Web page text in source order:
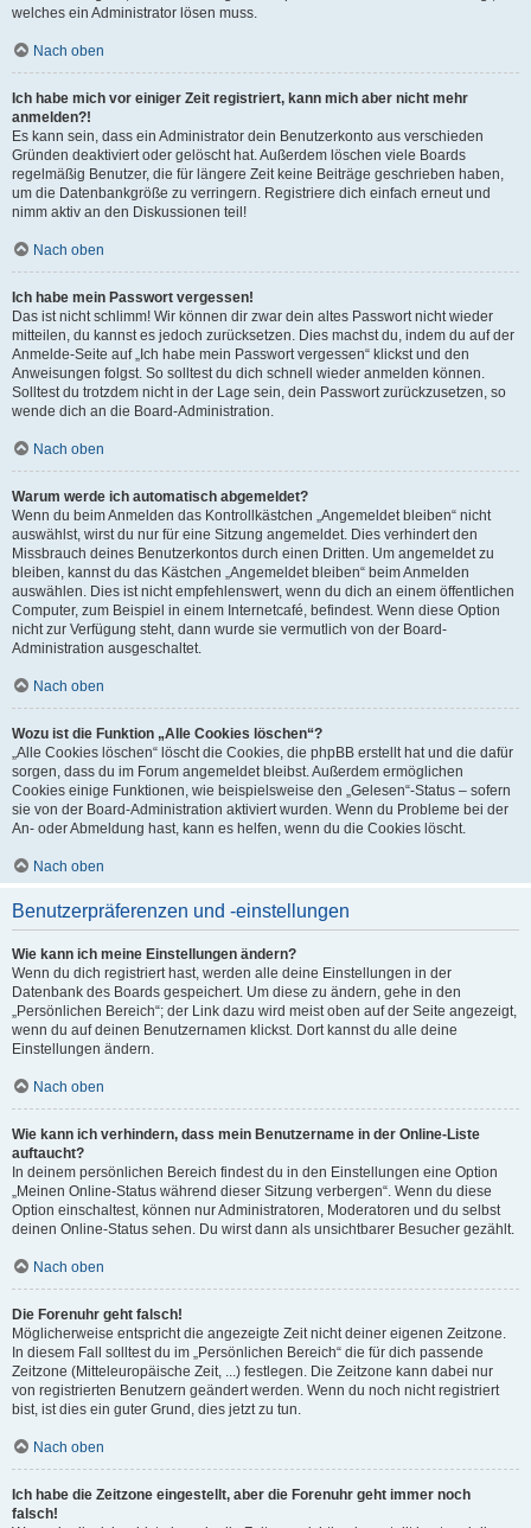
welches ein Administrator lösen muss.
Nach oben
Ich habe mich vor einiger Zeit registriert, kann mich aber nicht mehr
anmelden?!
Es kann sein, dass ein Administrator dein Benutzerkonto aus verschieden
Gründen deaktiviert oder gelöscht hat. Außerdem löschen viele Boards
regelmäßig Benutzer, die für längere Zeit keine Beiträge geschrieben haben,
um die Datenbankgröße zu verringern. Registriere dich einfach erneut und
nimm aktiv an den Diskussionen teil!
Nach oben
Ich habe mein Passwort vergessen!
Das ist nicht schlimm! Wir können dir zwar dein altes Passwort nicht wieder
mitteilen, du kannst es jedoch zurücksetzen. Dies machst du, indem du auf der
Anmelde-Seite auf „Ich habe mein Passwort vergessen“ klickst und den
Anweisungen folgst. So solltest du dich schnell wieder anmelden können.
Solltest du trotzdem nicht in der Lage sein, dein Passwort zurückzusetzen, so
wende dich an die Board-Administration.
Nach oben
Warum werde ich automatisch abgemeldet?
Wenn du beim Anmelden das Kontrollkästchen „Angemeldet bleiben“ nicht
auswählst, wirst du nur für eine Sitzung angemeldet. Dies verhindert den
Missbrauch deines Benutzerkontos durch einen Dritten. Um angemeldet zu
bleiben, kannst du das Kästchen „Angemeldet bleiben“ beim Anmelden
auswählen. Dies ist nicht empfehlenswert, wenn du dich an einem öffentlichen
Computer, zum Beispiel in einem Internetcafé, befindest. Wenn diese Option
nicht zur Verfügung steht, dann wurde sie vermutlich von der Board-
Administration ausgeschaltet.
Nach oben
Wozu ist die Funktion „Alle Cookies löschen“?
„Alle Cookies löschen“ löscht die Cookies, die phpBB erstellt hat und die dafür
sorgen, dass du im Forum angemeldet bleibst. Außerdem ermöglichen
Cookies einige Funktionen, wie beispielsweise den „Gelesen“-Status – sofern
sie von der Board-Administration aktiviert wurden. Wenn du Probleme bei der
An- oder Abmeldung hast, kann es helfen, wenn du die Cookies löscht.
Nach oben
Benutzerpräferenzen und -einstellungen
Wie kann ich meine Einstellungen ändern?
Wenn du dich registriert hast, werden alle deine Einstellungen in der
Datenbank des Boards gespeichert. Um diese zu ändern, gehe in den
„Persönlichen Bereich“; der Link dazu wird meist oben auf der Seite angezeigt,
wenn du auf deinen Benutzernamen klickst. Dort kannst du alle deine
Einstellungen ändern.
Nach oben
Wie kann ich verhindern, dass mein Benutzername in der Online-Liste
auftaucht?
In deinem persönlichen Bereich findest du in den Einstellungen eine Option
„Meinen Online-Status während dieser Sitzung verbergen“. Wenn du diese
Option einschaltest, können nur Administratoren, Moderatoren und du selbst
deinen Online-Status sehen. Du wirst dann als unsichtbarer Besucher gezählt.
Nach oben
Die Forenuhr geht falsch!
Möglicherweise entspricht die angezeigte Zeit nicht deiner eigenen Zeitzone.
In diesem Fall solltest du im „Persönlichen Bereich“ die für dich passende
Zeitzone (Mitteleuropäische Zeit, ...) festlegen. Die Zeitzone kann dabei nur
von registrierten Benutzern geändert werden. Wenn du noch nicht registriert
bist, ist dies ein guter Grund, dies jetzt zu tun.
Nach oben
Ich habe die Zeitzone eingestellt, aber die Forenuhr geht immer noch
falsch!